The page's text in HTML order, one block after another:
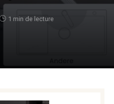
1 min de lecture